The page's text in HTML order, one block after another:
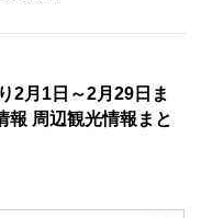
2月1日～2月29日ま
周辺観光情報まと